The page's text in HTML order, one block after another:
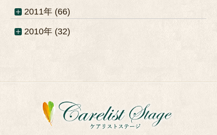
2011年 (66)
2010年 (32)